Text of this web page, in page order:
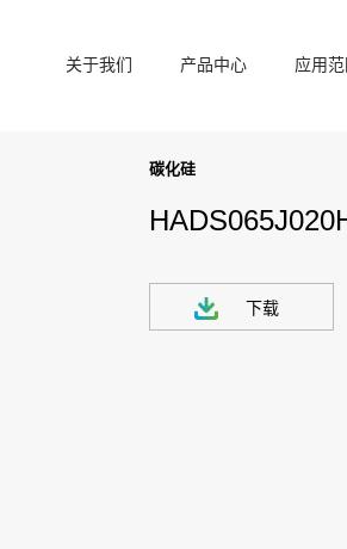
关于我们 产品中心 应用范
碳化硅
下载